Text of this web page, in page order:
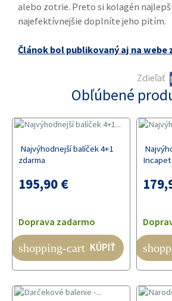
alebo zotrie. Preto si kolagén
najefektívnejšie doplníte jeho pitím.
Článok bol publikovaný aj na webe
Zdieľať
Obľúbené
Najvýhodnejší balíček 4+1
zdarma
195,90 €
Doprava zadarmo
shopping-cart KÚPIŤ
Incapet